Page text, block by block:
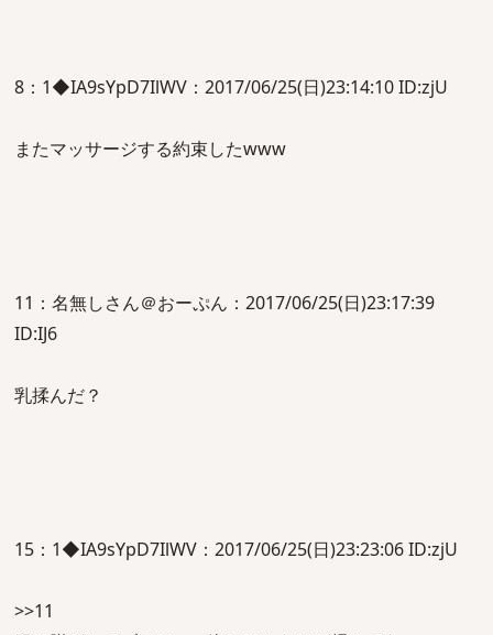
8：1◆IA9sYpD7IlWV：2017/06/25(日)23:14:10 ID:zjU
またマッサージする約束したwww
11：名無しさん＠おーぷん：2017/06/25(日)23:17:39
ID:IJ6
乳揉んだ？
15：1◆IA9sYpD7IlWV：2017/06/25(日)23:23:06 ID:zjU
>>11